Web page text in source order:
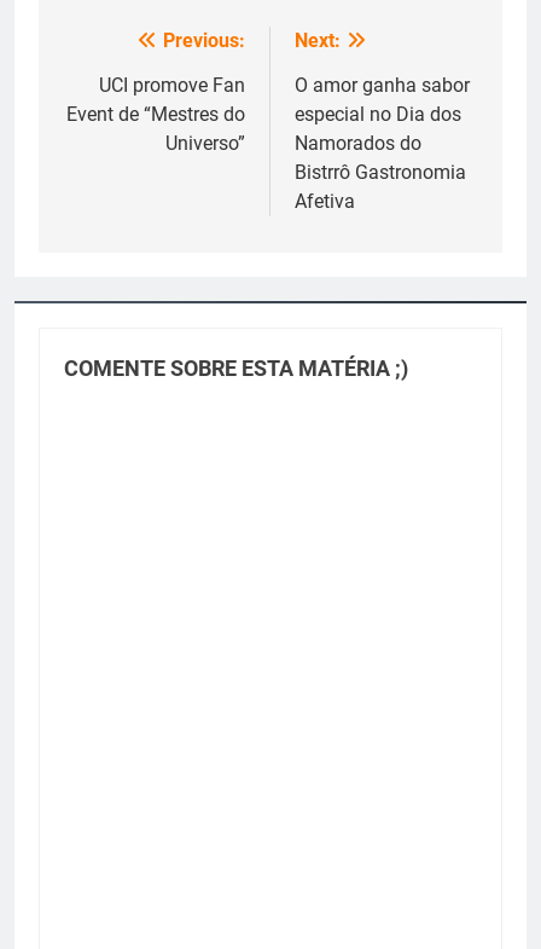
Navegação
Previous:
UCI promove Fan
Event de “Mestres do
Universo”
Next:
O amor ganha sabor
especial no Dia dos
Namorados do
Bistrrô Gastronomia
Afetiva
COMENTE SOBRE ESTA MATÉRIA ;)